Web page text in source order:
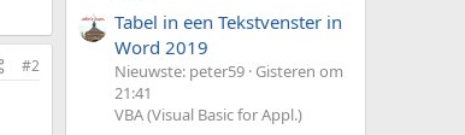
#2
Tabel in een Tekstvenster in
Word 2019
Nieuwste: peter59 Gisteren om
21:41
VBA (Visual Basic for Appl.)